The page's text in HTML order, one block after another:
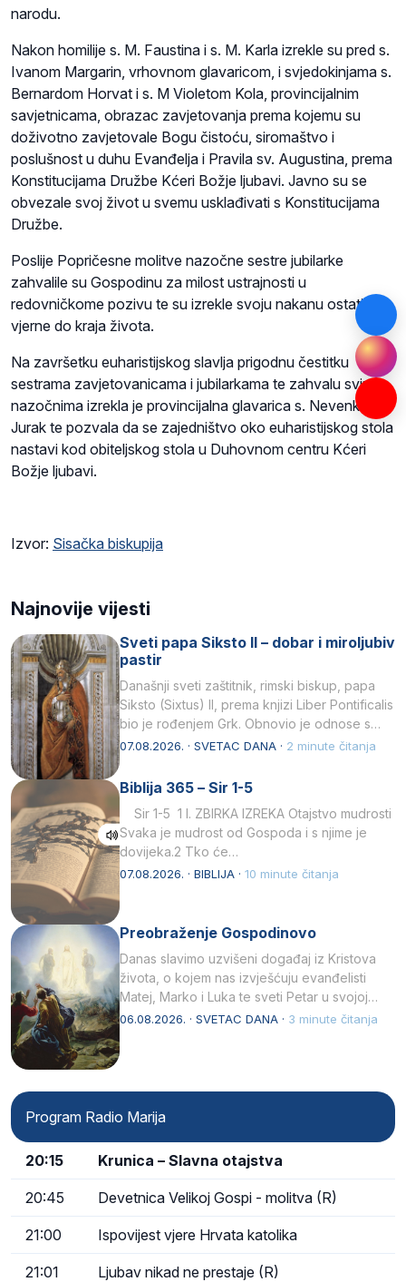
narodu.
Nakon homilije s. M. Faustina i s. M. Karla izrekle su pred s.
Ivanom Margarin, vrhovnom glavaricom, i svjedokinjama s.
Bernardom Horvat i s. M Violetom Kola, provincijalnim
savjetnicama, obrazac zavjetovanja prema kojemu su
doživotno zavjetovale Bogu čistoću, siromaštvo i
poslušnost u duhu Evanđelja i Pravila sv. Augustina, prema
Konstitucijama Družbe Kćeri Božje ljubavi. Javno su se
obvezale svoj život u svemu usklađivati s Konstitucijama
Družbe.
Poslije Popričesne molitve nazočne sestre jubilarke
zahvalile su Gospodinu za milost ustrajnosti u
redovničkome pozivu te su izrekle svoju nakanu ostati mu
vjerne do kraja života.
Na završetku euharistijskog slavlja prigodnu čestitku
sestrama zavjetovanicama i jubilarkama te zahvalu svima
nazočnima izrekla je provincijalna glavarica s. Nevenka
Jurak te pozvala da se zajedništvo oko euharistijskog stola
nastavi kod obiteljskog stola u Duhovnom centru Kćeri
Božje ljubavi.
Izvor: Sisačka biskupija
Najnovije vijesti
Sveti papa Siksto II – dobar i miroljubiv
pastir
Današnji sveti zaštitnik, rimski biskup, papa
Siksto (Sixtus) II, prema knjizi Liber Pontificalis
bio je rođenjem Grk. Obnovio je odnose s
afričkim…
07.08.2026. · SVETAC DANA · 2 minute čitanja
Biblija 365 – Sir 1-5
Sir 1-5 1 I. ZBIRKA IZREKA Otajstvo mudrosti
Svaka je mudrost od Gospoda i s njime je
dovijeka.2 Tko će…
07.08.2026. · BIBLIJA · 10 minute čitanja
Preobraženje Gospodinovo
Danas slavimo uzvišeni događaj iz Kristova
života, o kojem nas izvješćuju evanđelisti
Matej, Marko i Luka te sveti Petar u svojoj
drugoj…
06.08.2026. · SVETAC DANA · 3 minute čitanja
Program Radio Marija
20:15 Krunica – Slavna otajstva
20:45 Devetnica Velikoj Gospi - molitva (R)
21:00 Ispovijest vjere Hrvata katolika
21:01 Ljubav nikad ne prestaje (R)